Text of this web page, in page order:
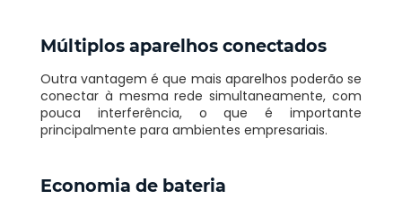
Múltiplos aparelhos conectados
Outra vantagem é que mais aparelhos poderão se
conectar à mesma rede simultaneamente, com
pouca interferência, o que é importante
principalmente para ambientes empresariais.
Economia de bateria